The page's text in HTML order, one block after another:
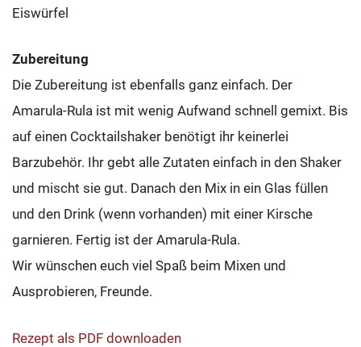
Eiswürfel
Zubereitung
Die Zubereitung ist ebenfalls ganz einfach. Der
Amarula-Rula ist mit wenig Aufwand schnell gemixt. Bis
auf einen Cocktailshaker benötigt ihr keinerlei
Barzubehör. Ihr gebt alle Zutaten einfach in den Shaker
und mischt sie gut. Danach den Mix in ein Glas füllen
und den Drink (wenn vorhanden) mit einer Kirsche
garnieren. Fertig ist der Amarula-Rula.
Wir wünschen euch viel Spaß beim Mixen und
Ausprobieren, Freunde.
Rezept als PDF downloaden